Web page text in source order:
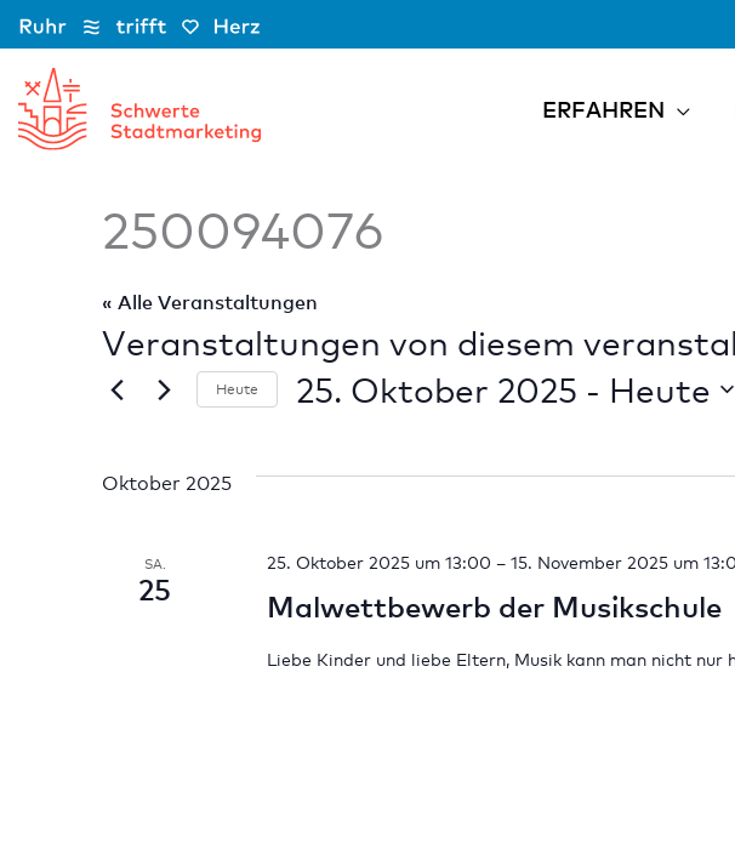
Zum
Inhalt
springen
ERFAHREN
250094076
« Alle Veranstaltungen
Veranstaltungen von diesem
Heute 25. Oktober 2025 - Heute
Oktober 2025
SA.
25 Malwettbewerb der Musikschule
25. Oktober 2025 um 13:00 – 15. November 2025 um
Liebe Kinder und liebe Eltern, Musik kann man nicht nur